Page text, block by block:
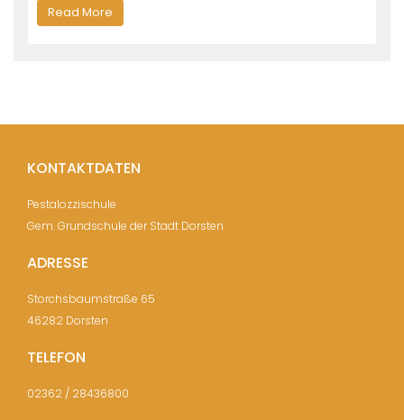
Read More
KONTAKTDATEN
Pestalozzischule
Gem. Grundschule der Stadt Dorsten
ADRESSE
Storchsbaumstraße 65
46282 Dorsten
TELEFON
02362 / 28436800